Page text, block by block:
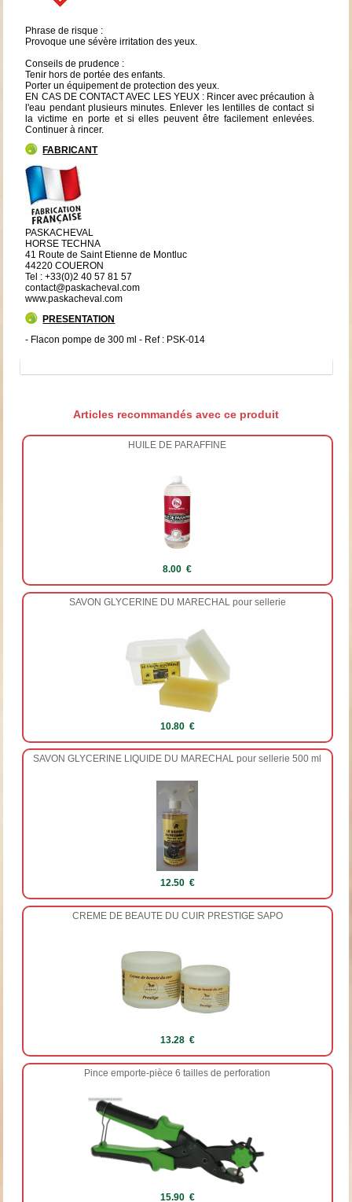
Phrase de risque :
Provoque une sévère irritation des yeux.
Conseils de prudence :
Tenir hors de portée des enfants.
Porter un équipement de protection des yeux.
EN CAS DE CONTACT AVEC LES YEUX : Rincer avec précaution à
l'eau pendant plusieurs minutes. Enlever les lentilles de contact si
la victime en porte et si elles peuvent être facilement enlevées.
Continuer à rincer.
FABRICANT
PASKACHEVAL
HORSE TECHNA
41 Route de Saint Etienne de Montluc
44220 COUERON
Tel : +33(0)2 40 57 81 57
contact@paskacheval.com
www.paskacheval.com
PRESENTATION
- Flacon pompe de 300 ml - Ref : PSK-014
Articles recommandés avec ce produit
HUILE DE PARAFFINE
8.00 €
SAVON GLYCERINE DU MARECHAL pour sellerie
10.80 €
SAVON GLYCERINE LIQUIDE DU MARECHAL pour sellerie 500 ml
12.50 €
CREME DE BEAUTE DU CUIR PRESTIGE SAPO
13.28 €
Pince emporte-pièce 6 tailles de perforation
15.90 €